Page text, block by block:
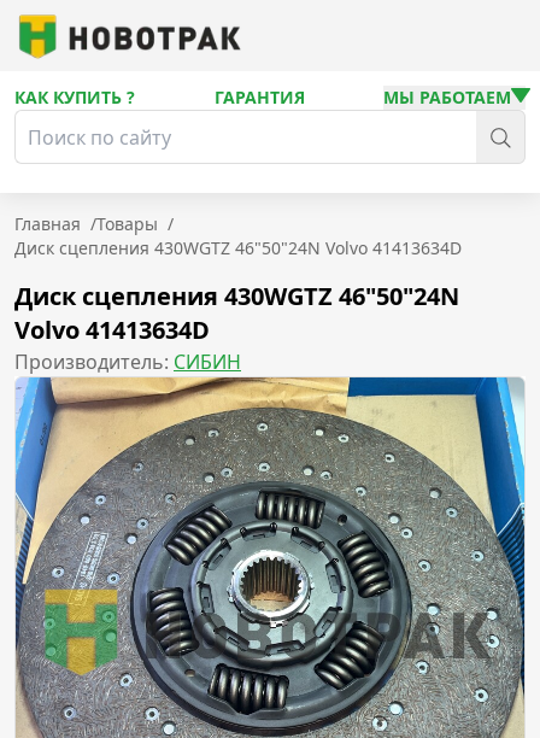
КАК КУПИТЬ ? ГАРАНТИЯ МЫ РАБОТАЕМ
Главная /Товары /
Диск сцепления 430WGTZ 46"50"24N Volvo 41413634D
Диск сцепления 430WGTZ 46"50"24N
Volvo 41413634D
Производитель: СИБИН